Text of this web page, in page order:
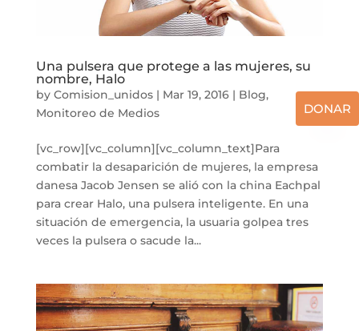
Una pulsera que protege a las mujeres, su
nombre, Halo
by Comision_unidos| Mar 19, 2016| Blog,
Monitoreo de Medios
[vc_row][vc_column][vc_column_text]Para
combatir la desaparición de mujeres, la empresa
danesa Jacob Jensen se alió con la china Eachpal
para crear Halo, una pulsera inteligente. En una
situación de emergencia, la usuaria golpea tres
veces la pulsera o sacude la...
DONAR